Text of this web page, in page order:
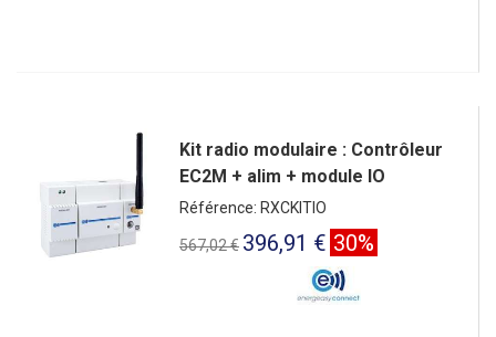
Kit radio modulaire : Contrôleur
EC2M + alim + module IO
Référence: RXCKITIO
567,02 € 396,91 € 30%